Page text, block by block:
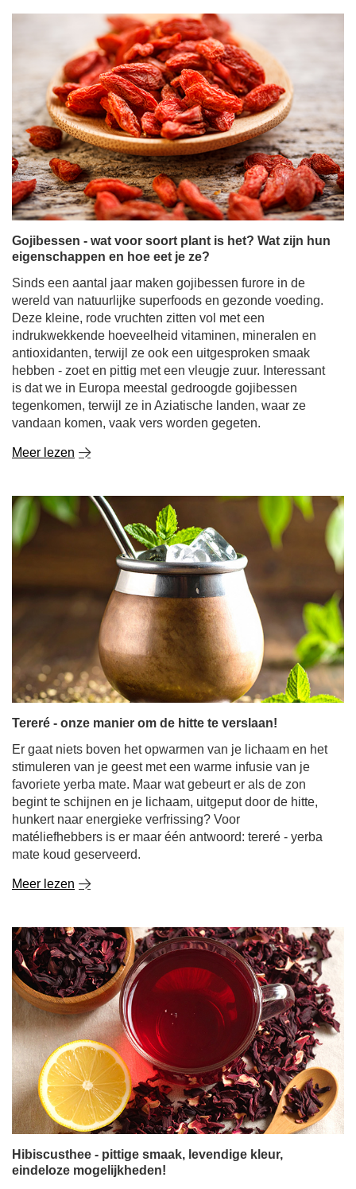
Gojibessen - wat voor soort plant is het? Wat zijn hun
eigenschappen en hoe eet je ze?
Sinds een aantal jaar maken gojibessen furore in de
wereld van natuurlijke superfoods en gezonde voeding.
Deze kleine, rode vruchten zitten vol met een
indrukwekkende hoeveelheid vitaminen, mineralen en
antioxidanten, terwijl ze ook een uitgesproken smaak
hebben - zoet en pittig met een vleugje zuur. Interessant
is dat we in Europa meestal gedroogde gojibessen
tegenkomen, terwijl ze in Aziatische landen, waar ze
vandaan komen, vaak vers worden gegeten.
Meer lezen
Tereré - onze manier om de hitte te verslaan!
Er gaat niets boven het opwarmen van je lichaam en het
stimuleren van je geest met een warme infusie van je
favoriete yerba mate. Maar wat gebeurt er als de zon
begint te schijnen en je lichaam, uitgeput door de hitte,
hunkert naar energieke verfrissing? Voor
matéliefhebbers is er maar één antwoord: tereré - yerba
mate koud geserveerd.
Meer lezen
Hibiscusthee - pittige smaak, levendige kleur,
eindeloze mogelijkheden!